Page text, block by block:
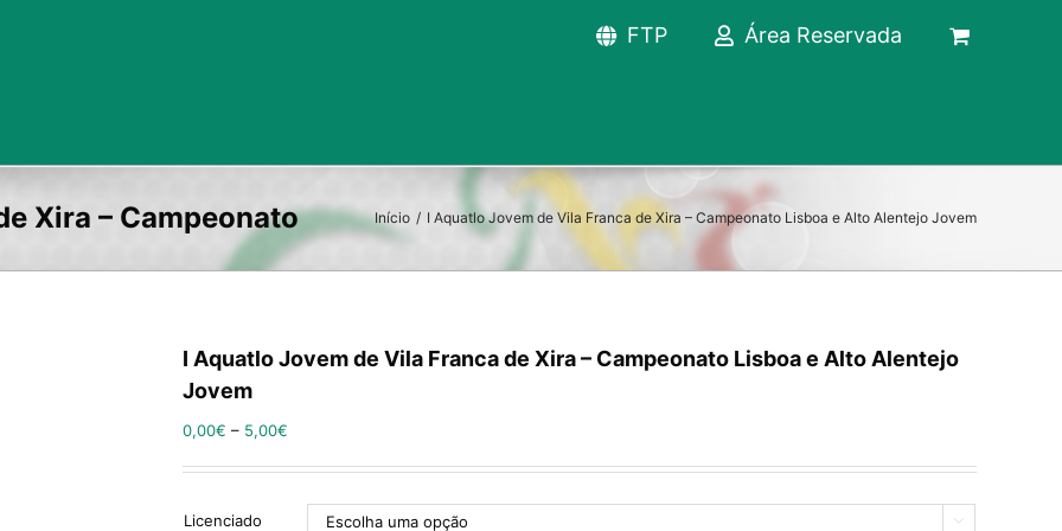
FTP Área Reservada
Início / I Aquatlo Jovem de Vila Franca de Xira – Campeonato Lisboa e Alto Alentejo Jovem
I Aquatlo Jovem de Vila Franca de Xira – Campeonato Lisboa e Alto Alentejo
Jovem
0,00€ – 5,00€
Licenciado 